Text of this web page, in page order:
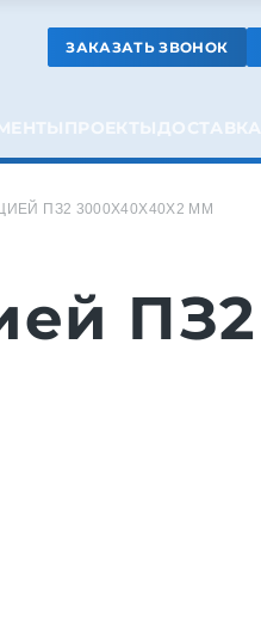
ЗАКАЗАТЬ ЗВОНОК
ПРОЕКТЫДОСТАВКА
ПЗ2 3000X40X40X2 ММ
ПЗ2